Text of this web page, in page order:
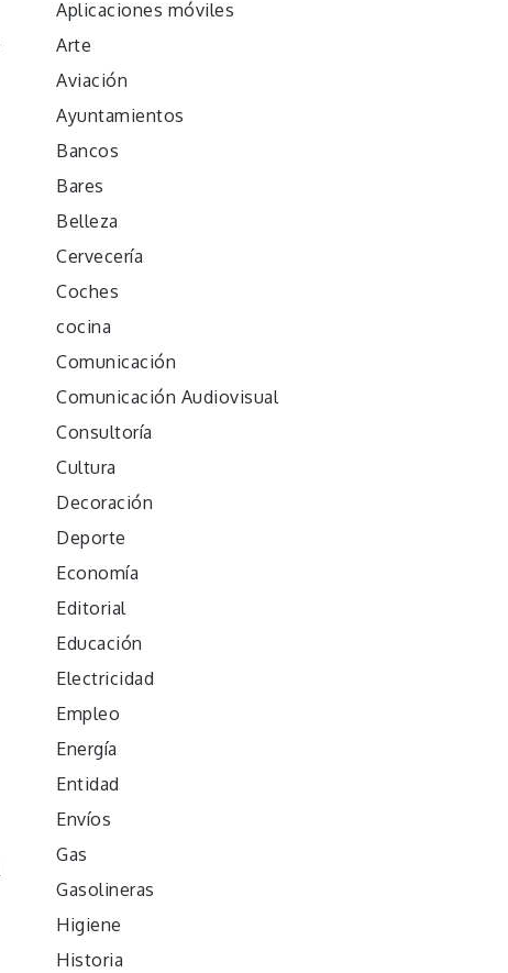
Aplicaciones móviles
Arte
Aviación
Ayuntamientos
Bancos
Bares
Belleza
Cervecería
Coches
cocina
Comunicación
Comunicación Audiovisual
Consultoría
Cultura
Decoración
Deporte
Economía
Editorial
Educación
Electricidad
Empleo
Energía
Entidad
Envíos
Gas
Gasolineras
Higiene
Historia